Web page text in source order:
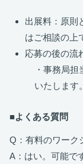
出展料：原則
はご相談の上
応募の後の流
・事務局
いたします。
■よくある質問
Q：有料のワーク
A：はい。可能で